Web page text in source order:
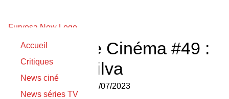
Accueil
Critiques
News ciné
News séries TV
Souvenirs de Cinéma #49 :
Mylène da Silva
11/07/2023